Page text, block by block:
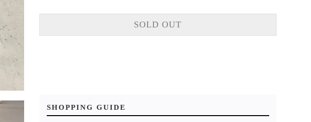
SOLD OUT
SHOPPING GUIDE